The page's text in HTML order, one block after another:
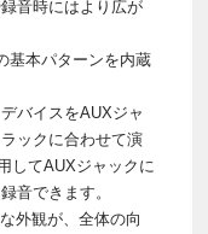
音時にはより広が
基本パターンを内蔵
バイスをAUXジャ
ックに合わせて演
してAUXジャックに
音できます。
外観が、全体の向